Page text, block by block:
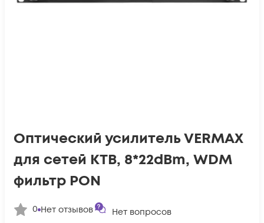
Оптический усилитель VERMAX
для сетей КТВ, 8*22dBm, WDM
фильтр PON
0 Нет отзывов Нет вопросов